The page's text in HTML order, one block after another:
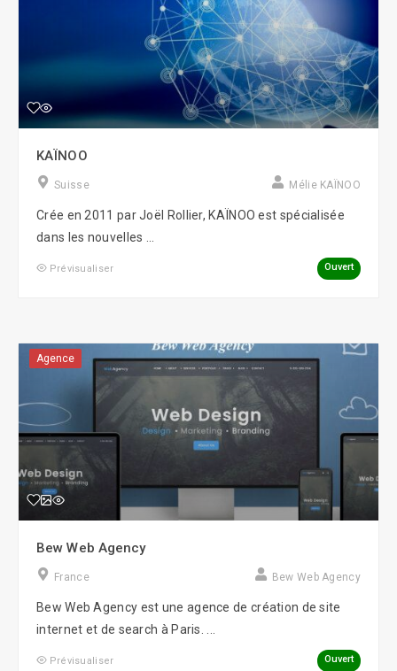
KAÏNOO
Suisse Mélie KAÏNOO
Crée en 2011 par Joël Rollier, KAÏNOO est spécialisée
dans les nouvelles ...
Prévisualiser Ouvert
Agence
Bew Web Agency
France Bew Web Agency
Bew Web Agency est une agence de création de site
internet et de search à Paris. ...
Prévisualiser Ouvert